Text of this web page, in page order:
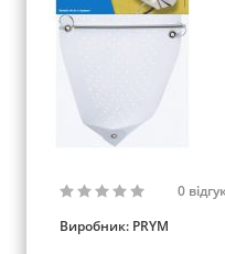
0
Виробник: PRYM